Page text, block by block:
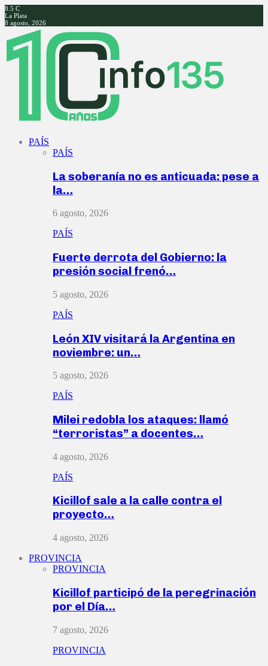
8.5 C
La Plata
8 agosto, 2026
Facebook
Twitter
Instagram
Youtube
PAÍS
PAÍS
La soberanía no es anticuada: pese a
la…
6 agosto, 2026
PAÍS
Fuerte derrota del Gobierno: la
presión social frenó…
5 agosto, 2026
PAÍS
León XIV visitará la Argentina en
noviembre: un…
5 agosto, 2026
PAÍS
Milei redobla los ataques: llamó
“terroristas” a docentes…
4 agosto, 2026
PAÍS
Kicillof sale a la calle contra el
proyecto…
4 agosto, 2026
PROVINCIA
PROVINCIA
Kicillof participó de la peregrinación
por el Día…
7 agosto, 2026
PROVINCIA